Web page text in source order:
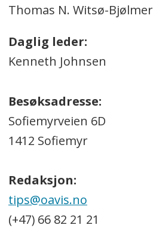
Thomas N. Witsø-Bjølmer
Daglig leder:
Kenneth Johnsen
Besøksadresse:
Sofiemyrveien 6D
1412 Sofiemyr
Redaksjon:
tips@oavis.no
(+47) 66 82 21 21